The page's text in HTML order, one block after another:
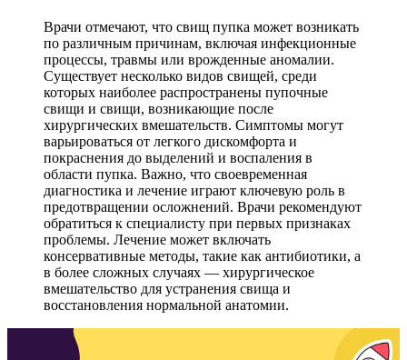
Врачи отмечают, что свищ пупка может возникать
по различным причинам, включая инфекционные
процессы, травмы или врожденные аномалии.
Существует несколько видов свищей, среди
которых наиболее распространены пупочные
свищи и свищи, возникающие после
хирургических вмешательств. Симптомы могут
варьироваться от легкого дискомфорта и
покраснения до выделений и воспаления в
области пупка. Важно, что своевременная
диагностика и лечение играют ключевую роль в
предотвращении осложнений. Врачи рекомендуют
обратиться к специалисту при первых признаках
проблемы. Лечение может включать
консервативные методы, такие как антибиотики, а
в более сложных случаях — хирургическое
вмешательство для устранения свища и
восстановления нормальной анатомии.